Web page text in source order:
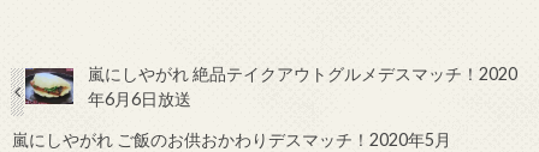
嵐にしやがれ 絶品テイクアウトグルメデスマッチ！2020
年6月6日放送
嵐にしやがれ ご飯のお供おかわりデスマッチ！2020年5月